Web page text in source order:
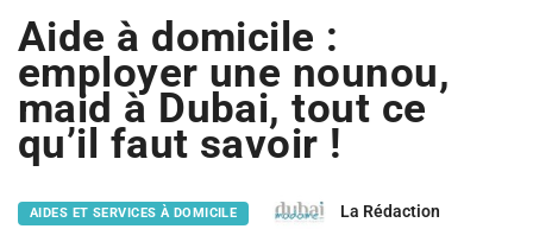
Aide à domicile :
employer une nounou,
maid à Dubai, tout ce
qu’il faut savoir !
AIDES ET SERVICES À DOMICILE La Rédaction